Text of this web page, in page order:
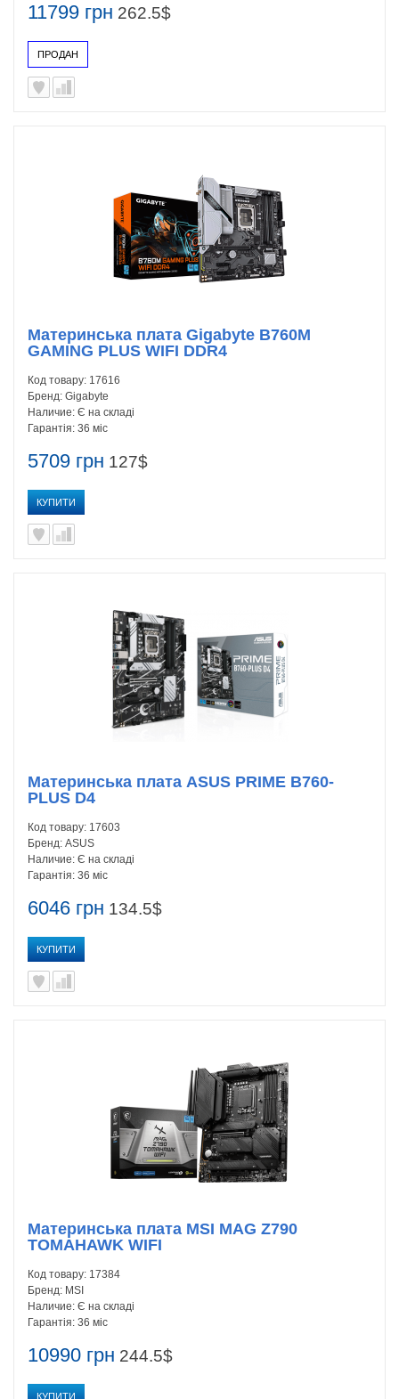
11799 грн 262.5$
ПРОДАН
5709 грн 127$
КУПИТИ
Материнська плата Gigabyte B760M
GAMING PLUS WIFI DDR4
Код товару: 17616
Бренд: Gigabyte
Наличие: Є на складі
Гарантія: 36 міс
6046 грн 134.5$
КУПИТИ
Материнська плата ASUS PRIME B760-
PLUS D4
Код товару: 17603
Бренд: ASUS
Наличие: Є на складі
Гарантія: 36 міс
10990 грн 244.5$
КУПИТИ
Материнська плата MSI MAG Z790
TOMAHAWK WIFI
Код товару: 17384
Бренд: MSI
Наличие: Є на складі
Гарантія: 36 міс